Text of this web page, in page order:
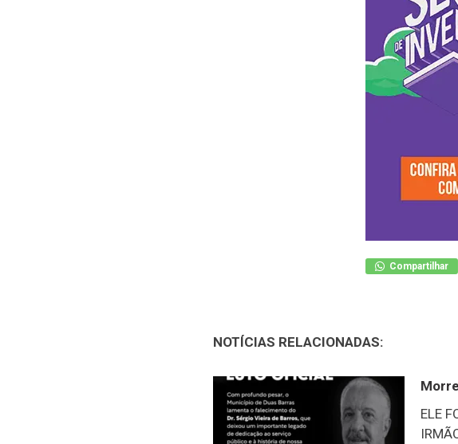
Compartilhar
NOTÍCIAS RELACIONADAS:
ELE